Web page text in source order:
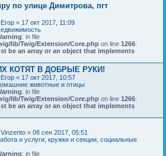
по улице Димитрова, пгт
Егор « 17 окт 2017, 11:09
: in file
lib/Twig/Extension/Core.php on line 1266:
be an array or an object that implements
КОТЯТ В ДОБРЫЕ РУКИ!
Егор « 17 окт 2017, 10:57
животные и птицы
: in file
lib/Twig/Extension/Core.php on line 1266:
be an array or an object that implements
Vinzento « 08 сен 2017, 05:51
и услуги, кружки и секции, социальные
: in file